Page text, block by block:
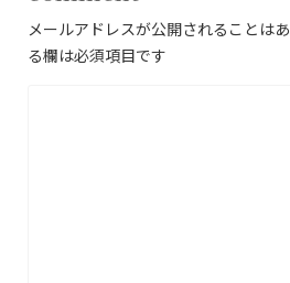
メールアドレスが公開されることはあ
る欄は必須項目です